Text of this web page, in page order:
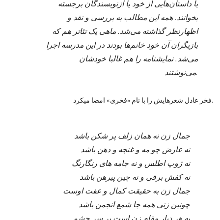
یا داستان‌هایی از خود یا ازنویسندگان برجسته
بخوانند. همه این مطالب به بررسی و نقد و
اظهارنظر گذاشته می‌شد. ماهی یک تئاتر هم که
بازیگران آن خود خانم‌ها بودند در این مدرسه اجرا
می‌شد. نمایشنامه را هم غالبا خودشان
می‌نوشتند.
فخر عادل شعرهایش را با نام «فخری» امضا میکرد.
جمال زن نه همان زلف پر شکن باشد
نه عارض چو مه و غنچه و دهن باشد
نه ژوپ اطلس و نه جامه های رنگارنگ
نه کفش برقی و نه چین پیرهن باشد
جمال زن به حقیقت کمال و عفت اوست
چونین زنی همه جا شمع انجمن باشد
به هر دیار مقام زن است بر سر چشم